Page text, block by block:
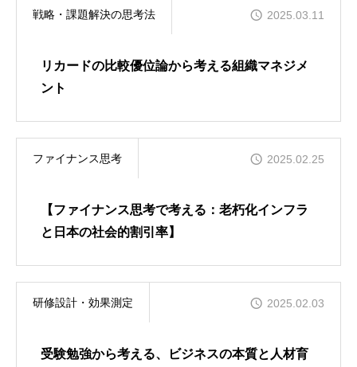
戦略・課題解決の思考法 2025.03.11
リカードの比較優位論から考える組織マネジメ
ント
ファイナンス思考 2025.02.25
【ファイナンス思考で考える：老朽化インフラ
と日本の社会的割引率】
研修設計・効果測定 2025.02.03
受験勉強から考える、ビジネスの本質と人材育